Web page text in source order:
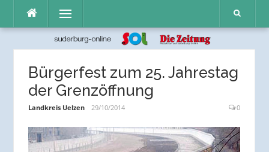
Inhalt
Menü
Bürgerfest zum 25. Jahrestag
der Grenzöffnung
Landkreis Uelzen 29/10/2014 0